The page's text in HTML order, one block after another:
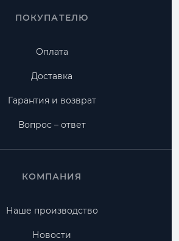
ПОКУПАТЕЛЮ
Оплата
Доставка
Гарантия и возврат
Вопрос – ответ
КОМПАНИЯ
Наше производство
Новости